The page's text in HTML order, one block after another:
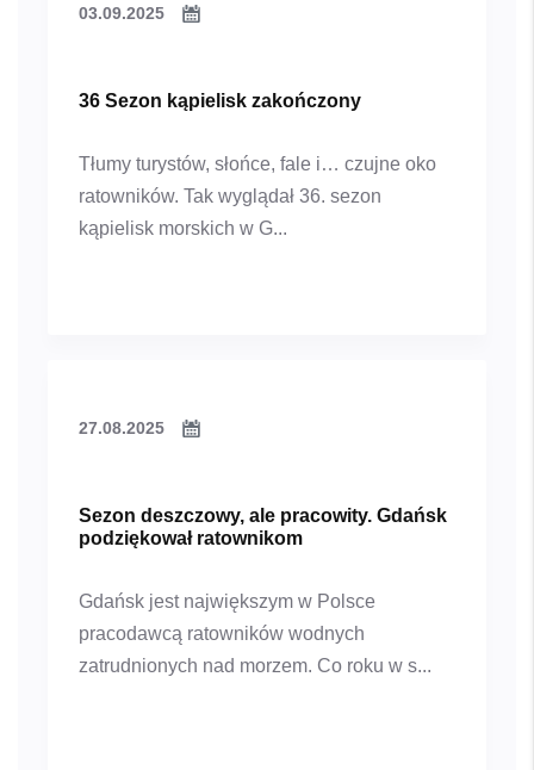
03.09.2025
36 Sezon kąpielisk zakończony
Tłumy turystów, słońce, fale i… czujne oko
ratowników. Tak wyglądał 36. sezon
kąpielisk morskich w G...
27.08.2025
Sezon deszczowy, ale pracowity. Gdańsk
podziękował ratownikom
Gdańsk jest największym w Polsce
pracodawcą ratowników wodnych
zatrudnionych nad morzem. Co roku w s...